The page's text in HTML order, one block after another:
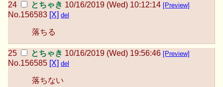
とちゃき 10/16/2019 (Wed) 10:12:14 [Preview]
No.156583 [X] del
落ちる
とちゃき 10/16/2019 (Wed) 19:56:46 [Preview]
No.156585 [X] del
落ちない